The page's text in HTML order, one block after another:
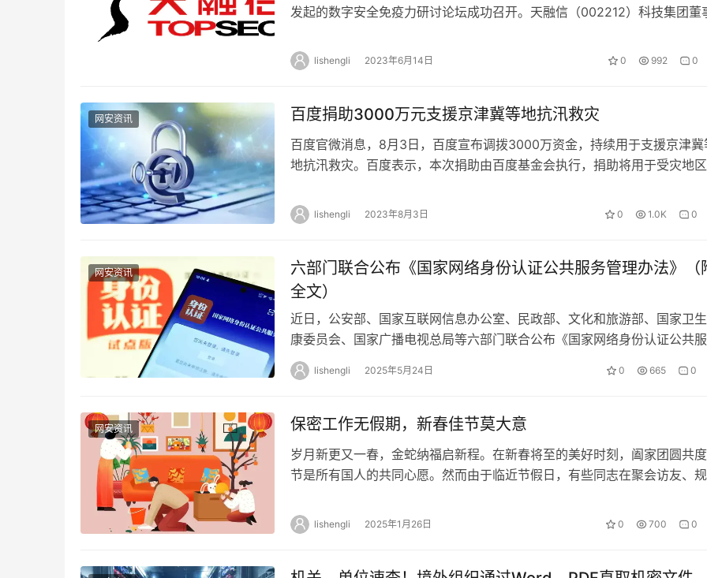
发起的数字安全免疫力研讨论坛成功召开。天融信（002212）科技集团董
lishengli 2023年6月14日 0 992 0
网安资讯 百度捐助3000万元支援京津冀等地抗汛救灾
百度官微消息，8月3日，百度宣布调拨3000万资金，持续用于支援京津冀
地抗汛救灾。百度表示，本次捐助由百度基金会执行，捐助将用于受灾地
lishengli 2023年8月3日 0 1.0K 0
网安资讯
六部门联合公布《国家网络身份认证公共服务管理办法》（
全文）
近日，公安部、国家互联网信息办公室、民政部、文化和旅游部、国家卫
康委员会、国家广播电视总局等六部门联合公布《国家网络身份认证公共
管理办法》（以下简称《管理办法》），自202…
lishengli 2025年5月24日 0 665 0
网安资讯 保密工作无假期，新春佳节莫大意
岁月新更又一春，金蛇纳福启新程。在新春将至的美好时刻，阖家团圆共
节是所有国人的共同心愿。然而由于临近节假日，有些同志在聚会访友、
lishengli 2025年1月26日 0 700 0